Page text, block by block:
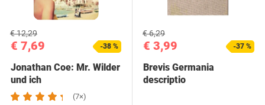
€ 7,69
€ 12,29
-38 %
Jonathan Coe: Mr. Wilder
und ich
(7×)
€ 3,99
€ 6,29
-37 %
Brevis Germania
descriptio